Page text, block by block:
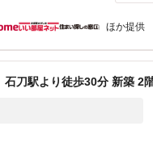
ほか提供
石刀駅より徒歩30分 新築 2